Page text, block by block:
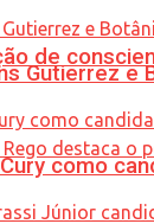
de
Gutierrez e
como